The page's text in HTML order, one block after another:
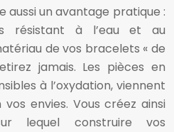
un avantage pratique :
résistant à l’eau et au
de vos bracelets « de
jamais. Les pièces en
à l’oxydation, viennent
envies. Vous créez ainsi
lequel construire vos